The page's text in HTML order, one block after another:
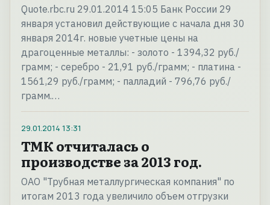
Quote.rbc.ru 29.01.2014 15:05 Банк России 29
января установил действующие с начала дня 30
января 2014г. новые учетные цены на
драгоценные металлы: - золото - 1394,32 руб./
грамм; - серебро - 21,91 руб./грамм; - платина -
1561,29 руб./грамм; - палладий - 796,76 руб./
грамм.…
29.01.2014 13:31
ТМК отчиталась о
производстве за 2013 год.
ОАО "Трубная металлургическая компания" по
итогам 2013 года увеличило объем отгрузки